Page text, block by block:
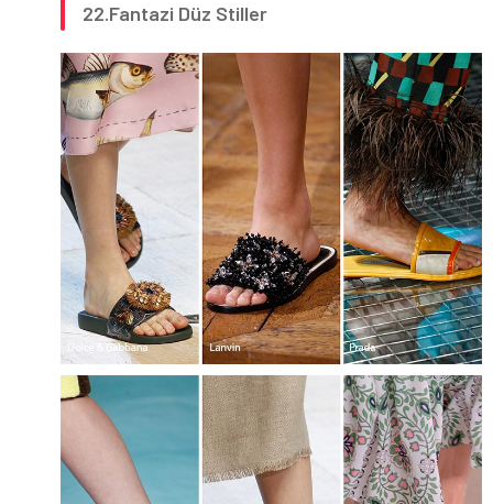
22.Fantazi Düz Stiller